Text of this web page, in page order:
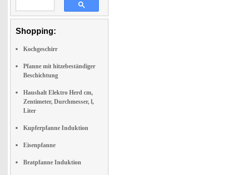
Shopping:
Kochgeschirr
Pfanne mit hitzebeständiger
Beschichtung
Haushalt Elektro Herd cm,
Zentimeter, Durchmesser, l,
Liter
Kupferpfanne Induktion
Eisenpfanne
Bratpfanne Induktion